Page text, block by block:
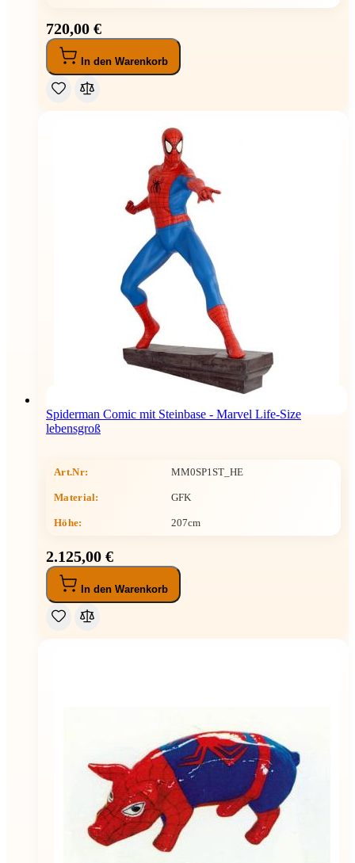
720,00 €
In den Warenkorb
Spiderman Comic mit Steinbase - Marvel Life-Size
lebensgroß
Art.Nr: MM0SP1ST_HE
Material: GFK
Höhe: 207cm
2.125,00 €
In den Warenkorb